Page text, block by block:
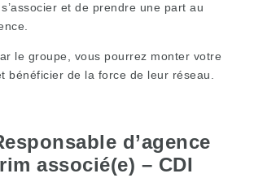
et de prendre une part au
le groupe, vous pourrez monter votre
bénéficier de la force de leur réseau.
d’agence
associé(e) – CDI